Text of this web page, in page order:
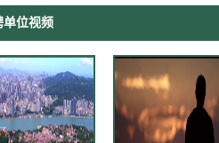
单位视频